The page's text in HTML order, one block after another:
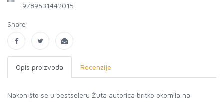
9789531442015
Share:
Opis proizvoda Recenzije
Nakon što se u bestseleru Žuta autorica britko okomila na